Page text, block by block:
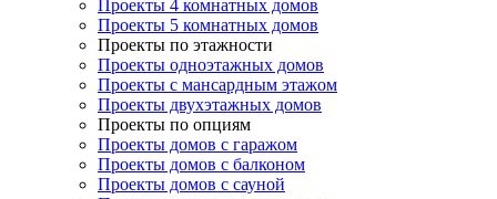
Проекты 4 комнатных домов
Проекты 5 комнатных домов
Проекты по этажности
Проекты одноэтажных домов
Проекты с мансардным этажом
Проекты двухэтажных домов
Проекты по опциям
Проекты домов с гаражом
Проекты домов с балконом
Проекты домов с сауной